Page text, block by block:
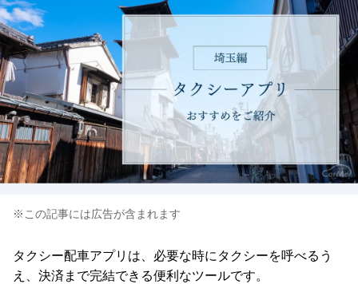
※この記事には広告が含まれます
タクシー配車アプリは、必要な時にタクシーを呼べるう
え、決済まで完結できる便利なツールです。